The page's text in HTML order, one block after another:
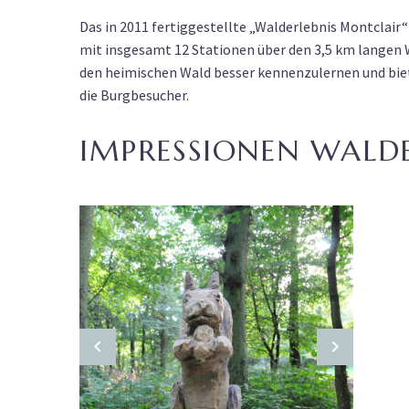
Das in 2011 fertiggestellte „Walderlebnis
mit insgesamt 12 Stationen über den 3,5 km langen
den heimischen Wald besser kennenzulernen und
die Burgbesucher.
IMPRESSIONEN